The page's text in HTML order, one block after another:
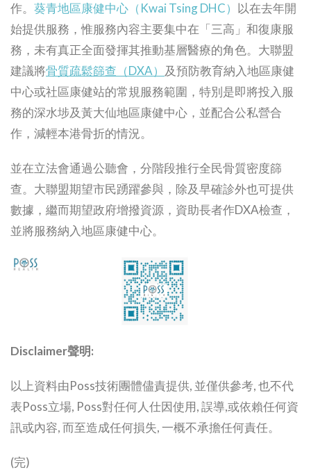
作。 葵青地區康健中心（Kwai Tsing DHC） 以在去年開
始提供服務，惟服務內容主要集中在「三高」和復康服
務，未有真正全面發揮其推動基層醫療的角色。大聯盟
建議將骨質疏鬆篩查（DXA） 及預防教育納入地區康健
中心或社區康健站的常規服務範圍，特別是即將投入服
務的深水埗及黃大仙地區康健中心，並配合公私營合
作，減輕本港骨折的情況。
並在立法會通過公聽會，分階段推行全民骨質密度篩
查。大聯盟期望市民踴躍參與，除及早確診外也可提供
數據，繼而期望政府增撥資源，資助長者作DXA檢查，
並將服務納入地區康健中心。
Disclaimer聲明:
以上資料由Poss技術團體儘責提供, 並僅供參考, 也不代
表Poss立場, Poss對任何人仕因使用, 誤導,或依賴任何資
訊或內容, 而至造成任何損失, 一概不承擔任何責任。
(完)